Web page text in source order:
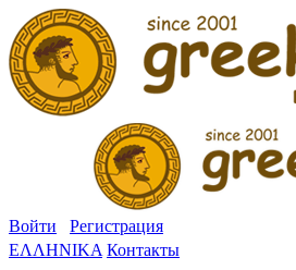
Войти
Регистрация
ΕΛΛΗΝΙΚΑ Контакты